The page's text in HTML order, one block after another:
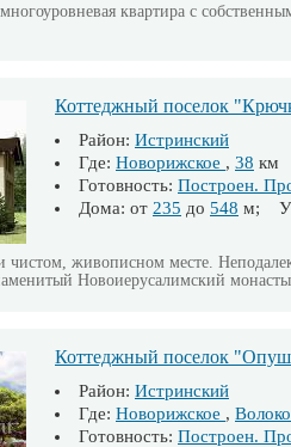
квартира с
Коттеджный поселок
Район: Истринский
Где: Новорижское , 38 км
Готовность: Построен.
Дома: от 235 до 548 м;
чистом, живописном месте.
Новоиерусалимский
Коттеджный поселок
Район: Истринский
Где: Новорижское ,
Готовность: Построен.